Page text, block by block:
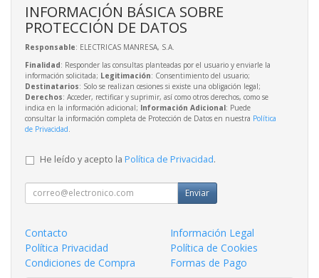
INFORMACIÓN BÁSICA SOBRE
PROTECCIÓN DE DATOS
Responsable: ELECTRICAS MANRESA, S.A.
Finalidad: Responder las consultas planteadas por el usuario y enviarle la
información solicitada; Legitimación: Consentimiento del usuario;
Destinatarios: Solo se realizan cesiones si existe una obligación legal;
Derechos: Acceder, rectificar y suprimir, así como otros derechos, como se
indica en la información adicional; Información Adicional: Puede
consultar la información completa de Protección de Datos en nuestra Política
de Privacidad
He leído y acepto la Política de Privacidad.
Enviar
Contacto
Información Legal
Política Privacidad
Política de Cookies
Condiciones de Compra
Formas de Pago